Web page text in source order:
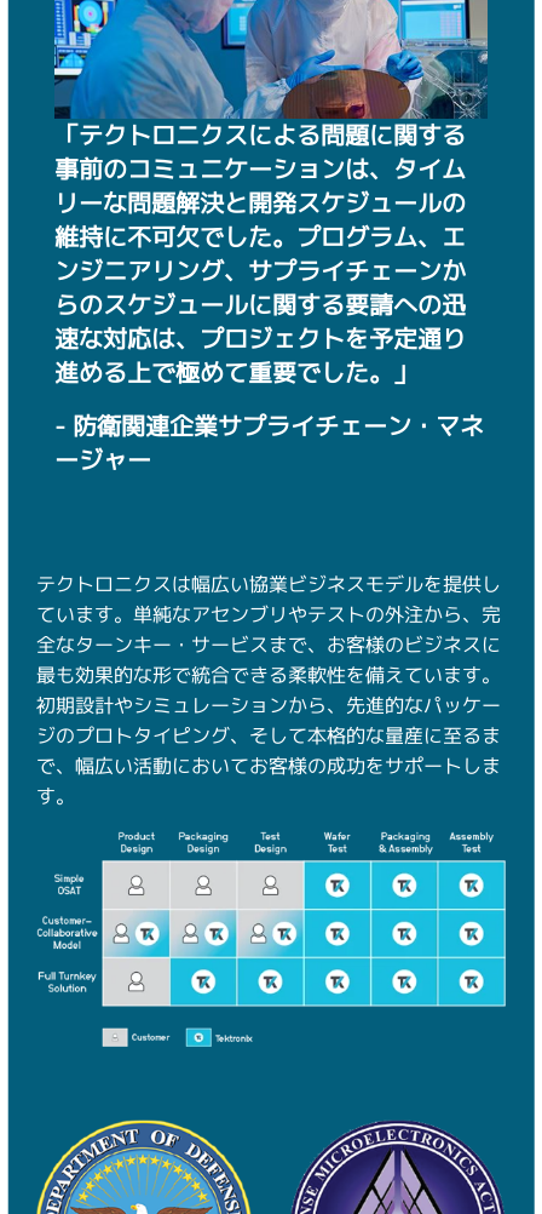
「テクトロニクスによる問題に関する
事前のコミュニケーションは、タイム
リーな問題解決と開発スケジュールの
維持に不可欠でした。プログラム、エ
ンジニアリング、サプライチェーンか
らのスケジュールに関する要請への迅
速な対応は、プロジェクトを予定通り
進める上で極めて重要でした。」
- 防衛関連企業サプライチェーン・マネ
ージャー
テクトロニクスは幅広い協業ビジネスモデルを提供し
ています。単純なアセンブリやテストの外注から、完
全なターンキー・サービスまで、お客様のビジネスに
最も効果的な形で統合できる柔軟性を備えています。
初期設計やシミュレーションから、先進的なパッケー
ジのプロトタイピング、そして本格的な量産に至るま
で、幅広い活動においてお客様の成功をサポートしま
す。